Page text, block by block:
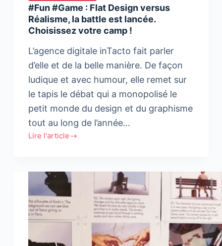
#Fun #Game : Flat Design versus
Réalisme, la battle est lancée.
Choisissez votre camp !
L’agence digitale inTacto fait parler
d’elle et de la belle manière. De façon
ludique et avec humour, elle remet sur
le tapis le débat qui a monopolisé le
petit monde du design et du graphisme
tout au long de l’année…
Lire l'article
#Fun
Design
versus
Réalisme,
la